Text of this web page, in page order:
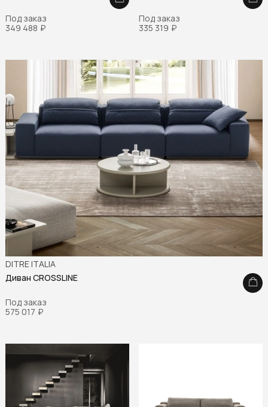
Под заказ
349 488 ₽
Под заказ
335 319 ₽
DITRE ITALIA
Диван CROSSLINE
Под заказ
575 017 ₽